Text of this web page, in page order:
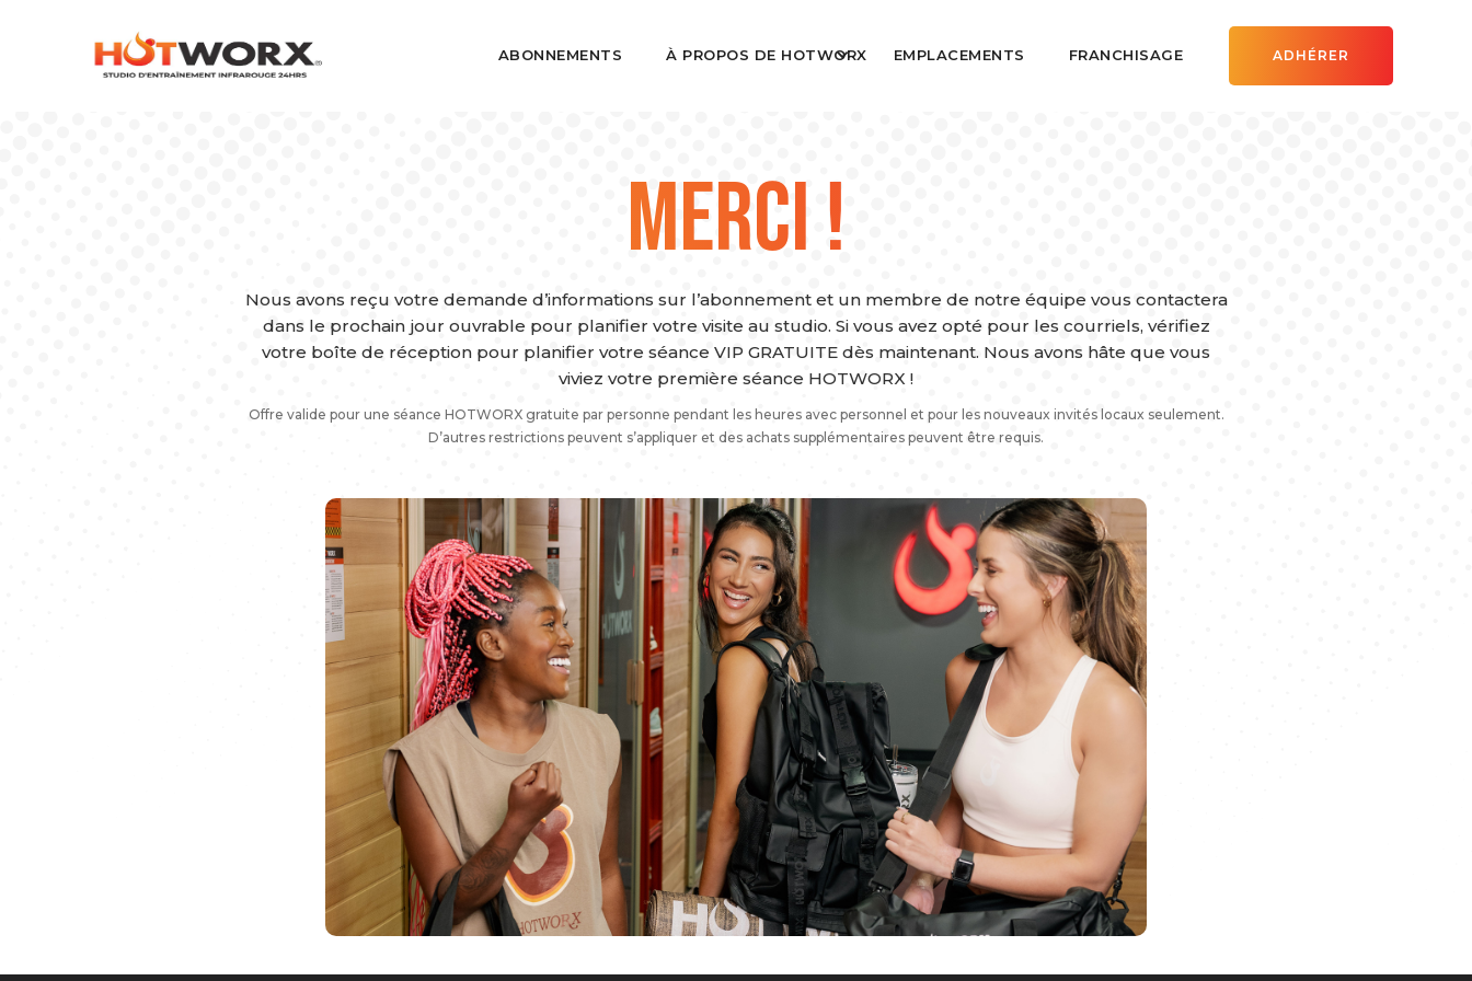
ABONNEMENTS À PROPOS DE HOTWORX EMPLACEMENTS FRANCHISAGE ADHÉRER
MERCI !
Nous avons reçu votre demande d’informations sur l’abonnement et un membre de notre équipe vous contactera
dans le prochain jour ouvrable pour planifier votre visite au studio. Si vous avez opté pour les courriels, vérifiez
votre boîte de réception pour planifier votre séance VIP GRATUITE dès maintenant. Nous avons hâte que vous
viviez votre première séance HOTWORX !
Offre valide pour une séance HOTWORX gratuite par personne pendant les heures avec personnel et pour les nouveaux invités locaux seulement.
D’autres restrictions peuvent s’appliquer et des achats supplémentaires peuvent être requis.